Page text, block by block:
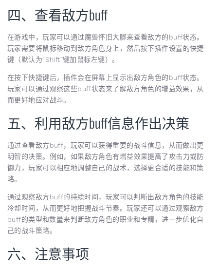
四、查看敌方buff
在游戏中，玩家可以通过魔兽怀旧大脚来查看敌方的buff状态。
玩家需要将鼠标移动到敌方角色身上，然后按下插件设置的快捷
键（默认为“Shift”键加鼠标左键）。
在按下快捷键后，插件会在屏幕上显示出敌方角色的buff状态。
玩家可以通过观察这些buff状态来了解敌方角色的增益效果，从
而更好地应对战斗。
五、利用敌方buff信息作出决策
通过查看敌方buff，玩家可以获得重要的战斗信息，从而做出更
明智的决策。例如，如果敌方角色有增益效果提高了攻击力或防
御力，玩家可以相应地调整自己的战术，选择更合适的技能和策
略。
通过观察敌方buff的持续时间，玩家可以判断出敌方角色的技能
冷却时间，从而更好地把握战斗节奏。玩家还可以通过观察敌方
buff的类型和数量来判断敌方角色的职业和专精，进一步优化自
己的战斗策略。
六、注意事项